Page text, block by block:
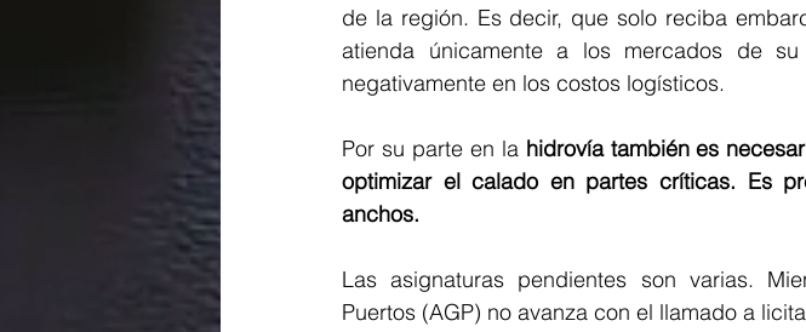
de la región. Es decir, que solo reciba
atienda únicamente a los mercados de
negativamente en los costos logísticos.
Por su parte en la hidrovía también es
optimizar el calado en partes críticas. Es
anchos.
Las asignaturas pendientes son varias.
Puertos (AGP) no avanza con el llamado a